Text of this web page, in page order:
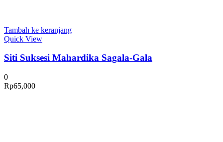
Tambah ke keranjang
Quick View
Siti Suksesi Mahardika Sagala-Gala
0
Rp65,000